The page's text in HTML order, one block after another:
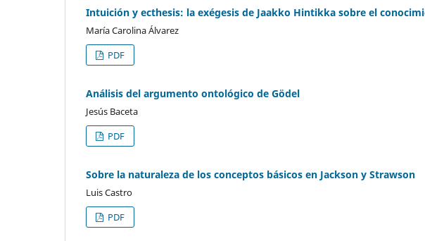
Intuición y ecthesis: la exégesis de Jaakko Hintikka sobre el
María Carolina Álvarez
PDF
Análisis del argumento ontológico de Gödel
Jesús Baceta
PDF
Sobre la naturaleza de los conceptos básicos en Jackson y Strawson
Luis Castro
PDF